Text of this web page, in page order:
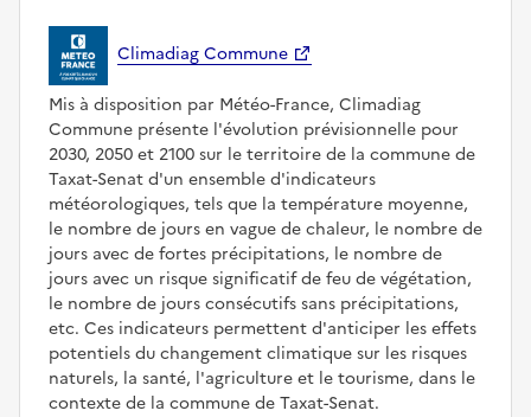
Climadiag Commune
Mis à disposition par Météo-France, Climadiag
Commune présente l'évolution prévisionnelle pour
2030, 2050 et 2100 sur le territoire de la commune de
Taxat-Senat d'un ensemble d'indicateurs
météorologiques, tels que la température moyenne,
le nombre de jours en vague de chaleur, le nombre de
jours avec de fortes précipitations, le nombre de
jours avec un risque significatif de feu de végétation,
le nombre de jours consécutifs sans précipitations,
etc. Ces indicateurs permettent d'anticiper les effets
potentiels du changement climatique sur les risques
naturels, la santé, l'agriculture et le tourisme, dans le
contexte de la commune de Taxat-Senat.